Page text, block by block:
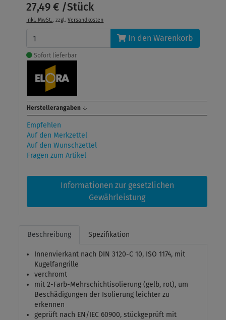
27,49 € /Stück
inkl. MwSt., zzgl.Versandkosten
In den Warenkorb
Sofort lieferbar
Herstellerangaben ↓
Empfehlen
Auf den Merkzettel
Auf den Wunschzettel
Fragen zum Artikel
Informationen zur gesetzlichen
Gewährleistung
Beschreibung Spezifikation
Innenvierkant nach DIN 3120-C 10, ISO 1174, mit
Kugelfangrille
verchromt
mit 2-Farb-Mehrschichtisolierung (gelb, rot), um
Beschädigungen der Isolierung leichter zu
erkennen
geprüft nach EN/IEC 60900, stückgeprüft mit